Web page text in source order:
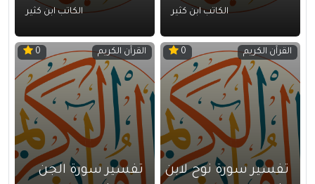
الكاتب ابن كثير الكاتب ابن كثير
القرآن الكريم 0
تفسير سورة نوح لابن
القرآن الكريم 0
تفسير سورة الجن